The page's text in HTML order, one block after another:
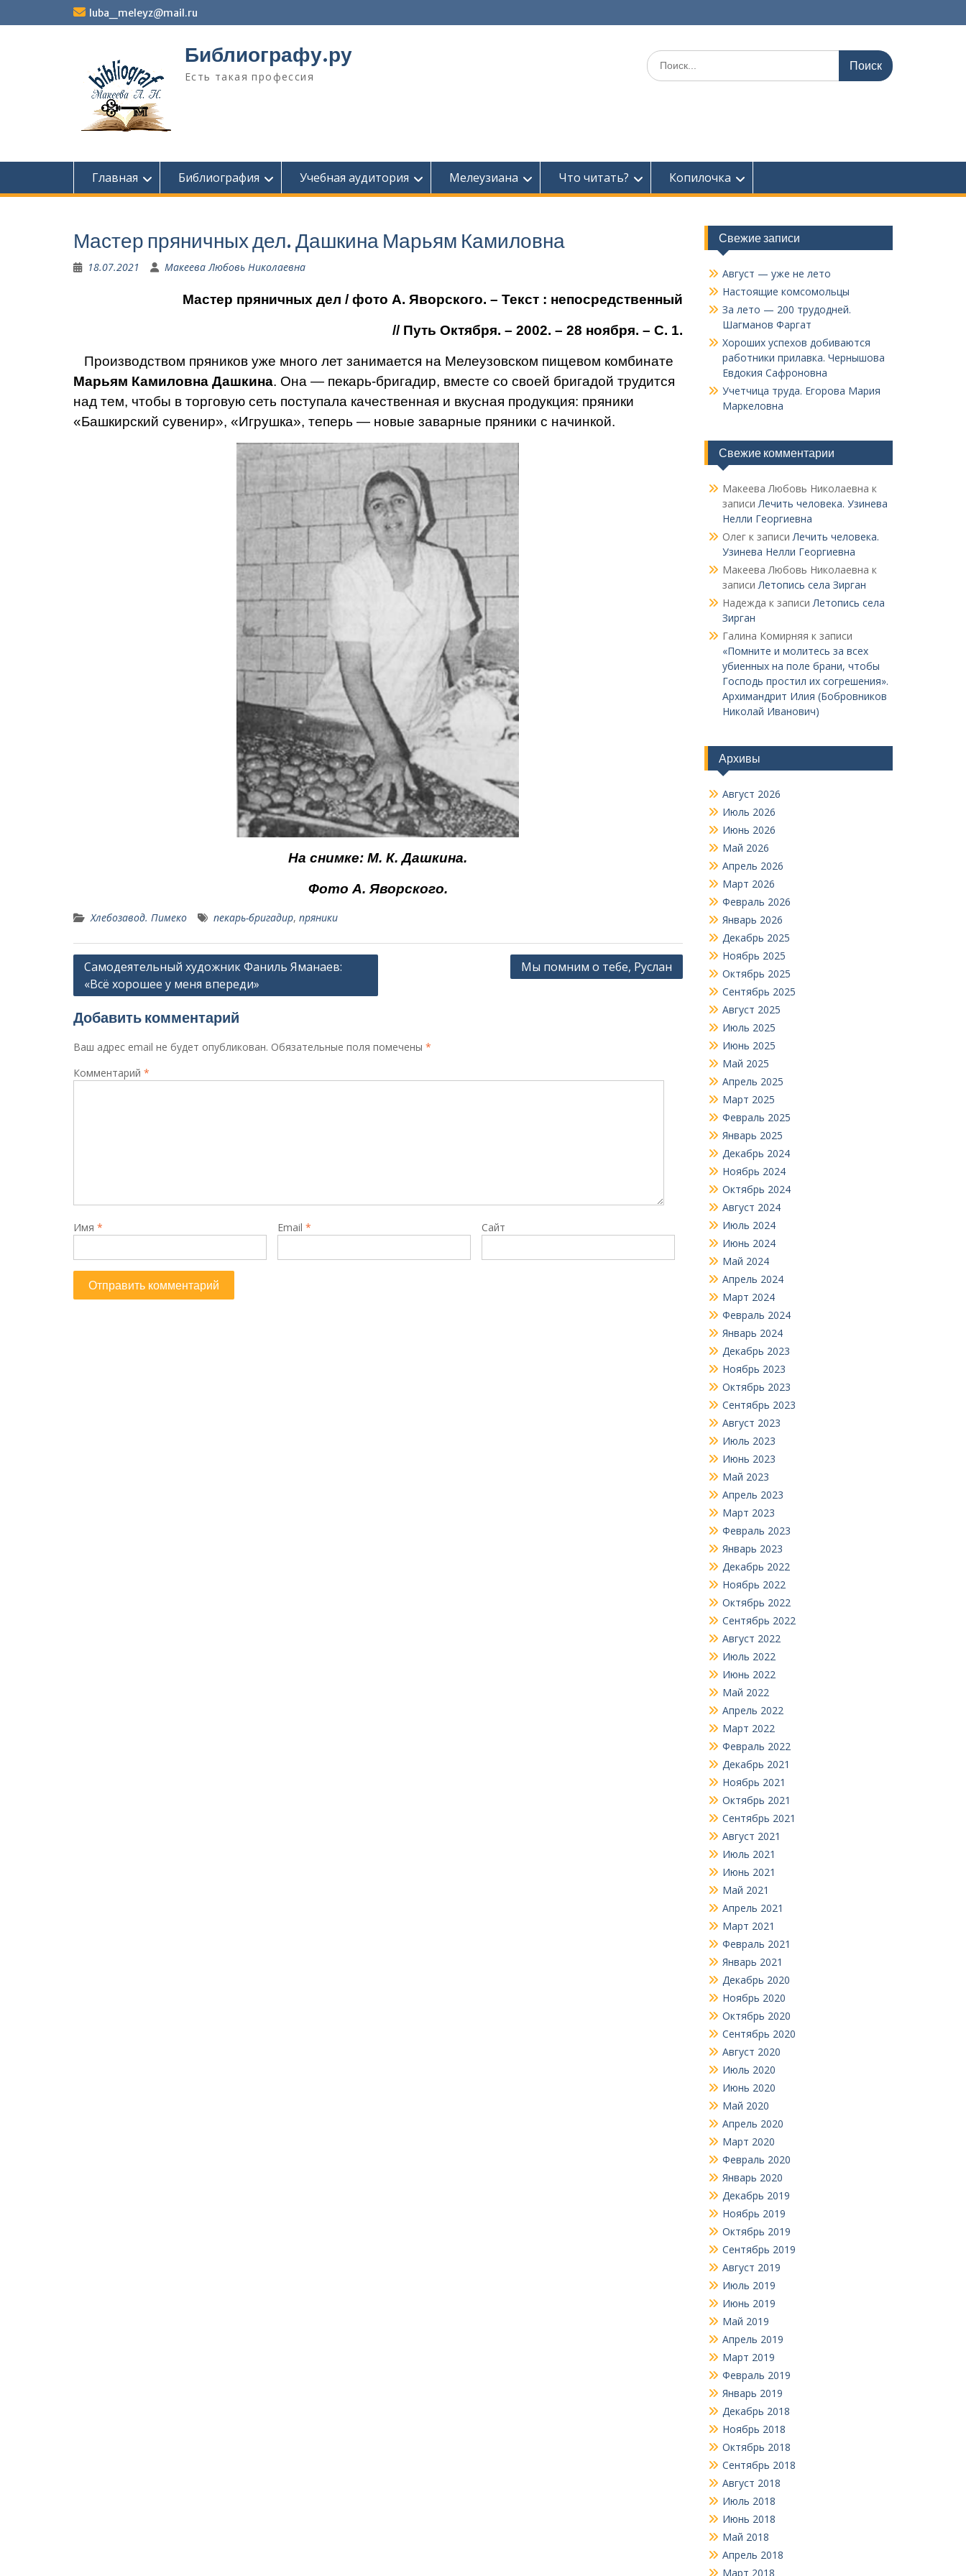
к
luba_meleyz@mail.ru
Библиографу.ру
Есть такая профессия
Поиск
по:
Главная Библиография Учебная аудитория Мелеузиана Что читать? Копилочка
Мастер пряничных дел. Дашкина Марьям Камиловна
18.07.2021 Макеева Любовь Николаевна
Мастер пряничных дел / фото А. Яворского. – Текст : непосредственный
// Путь Октября. – 2002. – 28 ноября. – С. 1.
Производством пряников уже много лет зани­мается на Мелеузовском пищевом комбинате
Марьям Камиловна Дашкина. Она — пекарь-бри­гадир, вместе со своей бригадой трудится
над тем, чтобы в торговую сеть поступала качественная и вкусная продукция: пряники
«Башкирский суве­нир», «Игрушка», теперь — новые заварные пря­ники с начинкой.
На снимке: М. К. Дашкина.
Фото А. Яворского.
Хлебозавод. Пимеко пекарь-бри­гадир, пряники
Навигация
по
Самодеятельный художник Фаниль Яманаев:
«Всё хорошее у меня впереди»
Мы помним о тебе, Руслан
Добавить комментарий
Ваш адрес email не будет опубликован. Обязательные поля помечены *
Комментарий *
Имя * Email * Сайт
Свежие записи
Август — уже не лето
Настоящие комсомольцы
За лето — 200 трудодней.
Шагманов Фаргат
Хороших успехов добиваются
работники прилавка. Чер­нышова
Евдокия Сафроновна
Учетчица труда. Его­рова Мария
Маркеловна
Свежие комментарии
Макеева Любовь Николаевна к
записиЛечить человека. Узинева
Нелли Георгиевна
Олегк записиЛечить человека.
Узинева Нелли Георгиевна
Макеева Любовь Николаевна к
записиЛетопись села Зирган
Надежда к записиЛетопись села
Зирган
Галина Комирняя к записи
«Помните и молитесь за всех
убиенных на поле брани, чтобы
Господь простил их согрешения».
Архимандрит Илия (Бобровников
Николай Иванович)
Архивы
Август 2026
Июль 2026
Июнь 2026
Май 2026
Апрель 2026
Март 2026
Февраль 2026
Январь 2026
Декабрь 2025
Ноябрь 2025
Октябрь 2025
Сентябрь 2025
Август 2025
Июль 2025
Июнь 2025
Май 2025
Апрель 2025
Март 2025
Февраль 2025
Январь 2025
Декабрь 2024
Ноябрь 2024
Октябрь 2024
Август 2024
Июль 2024
Июнь 2024
Май 2024
Апрель 2024
Март 2024
Февраль 2024
Январь 2024
Декабрь 2023
Ноябрь 2023
Октябрь 2023
Сентябрь 2023
Август 2023
Июль 2023
Июнь 2023
Май 2023
Апрель 2023
Март 2023
Февраль 2023
Январь 2023
Декабрь 2022
Ноябрь 2022
Октябрь 2022
Сентябрь 2022
Август 2022
Июль 2022
Июнь 2022
Май 2022
Апрель 2022
Март 2022
Февраль 2022
Декабрь 2021
Ноябрь 2021
Октябрь 2021
Сентябрь 2021
Август 2021
Июль 2021
Июнь 2021
Май 2021
Апрель 2021
Март 2021
Февраль 2021
Январь 2021
Декабрь 2020
Ноябрь 2020
Октябрь 2020
Сентябрь 2020
Август 2020
Июль 2020
Июнь 2020
Май 2020
Апрель 2020
Март 2020
Февраль 2020
Январь 2020
Декабрь 2019
Ноябрь 2019
Октябрь 2019
Сентябрь 2019
Август 2019
Июль 2019
Июнь 2019
Май 2019
Апрель 2019
Март 2019
Февраль 2019
Январь 2019
Декабрь 2018
Ноябрь 2018
Октябрь 2018
Сентябрь 2018
Август 2018
Июль 2018
Июнь 2018
Май 2018
Апрель 2018
Март 2018